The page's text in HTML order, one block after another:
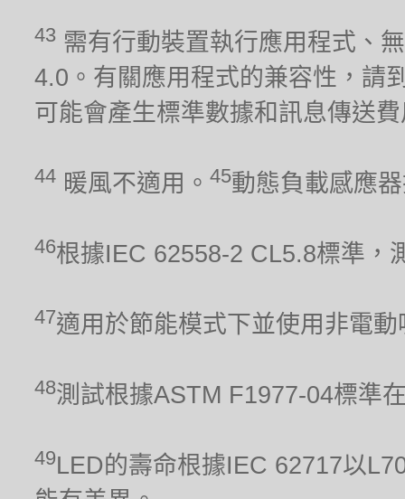
43 需有行動裝置執行應用程式、
4.0。有關應用程式的兼容性，請
可能會產生標準數據和訊息傳送
44 暖風不適用。 45動態負載感應
46根據IEC 62558-2 CL5.8標準，
47適用於節能模式下並使用非電動
48測試根據ASTM F1977-04標準
49LED的壽命根據IEC 62717以